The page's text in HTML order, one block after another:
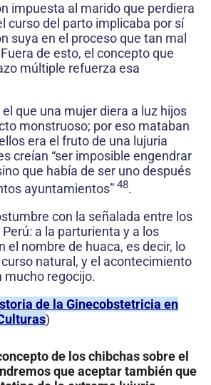
impuesta al marido que perdiera
curso del parto implicaba por sí
suya en el proceso que tan mal
de esto, el concepto que
múltiple refuerza esa
que una mujer diera a luz hijos
monstruoso; por eso mataban
era el fruto de una lujuria
creían “ser imposible engendrar
que había de ser uno después
ayuntamientos” 48.
con la señalada entre los
a la parturienta y a los
el nombre de huaca, es decir, lo
natural, y el acontecimiento
mucho regocijo.
de la Ginecobstetricia en
)
de los chibchas sobre el
que aceptar también que